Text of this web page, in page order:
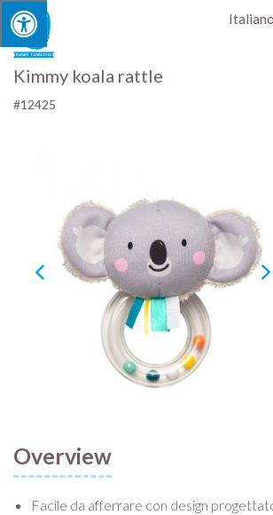
Italiano
Kimmy koala rattle
#12425
Overview
Facile da afferrare con design